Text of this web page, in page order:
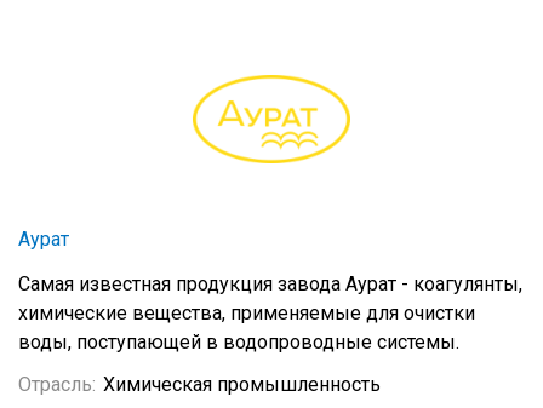
Аурат
Самая известная продукция завода Аурат - коагулянты,
химические вещества, применяемые для очистки
воды, поступающей в водопроводные системы.
Отрасль: Химическая промышленность